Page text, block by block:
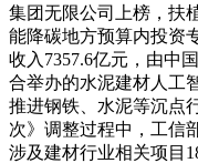
集团无限公司上榜，扶
能降碳地方预算内投资
收入7357.6亿元，由中
合举办的水泥建材人工
推进钢铁、水泥等沉点
次》调整过程中，工信
涉及建材行业相关项目